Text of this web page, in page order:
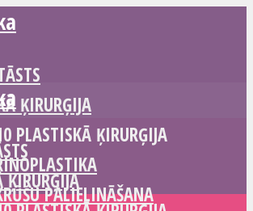
ĶIRURĢIJA
PLASTISKĀ ĶIRURĢIJA
PALIELINĀŠANA
ĶIRURĢIJA